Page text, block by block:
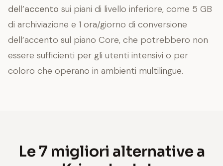
dell’accento sui piani di livello inferiore, come 5 GB
di archiviazione e 1 ora/giorno di conversione
dell’accento sul piano Core, che potrebbero non
essere sufficienti per gli utenti intensivi o per
coloro che operano in ambienti multilingue.
Le 7 migliori alternative a